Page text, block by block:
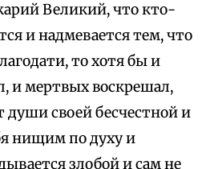
Великий, что кто-
и надмевается тем, что
то хотя бы и
и мертвых воскрешал,
души своей бесчестной и
нищим по духу и
злобой и сам не